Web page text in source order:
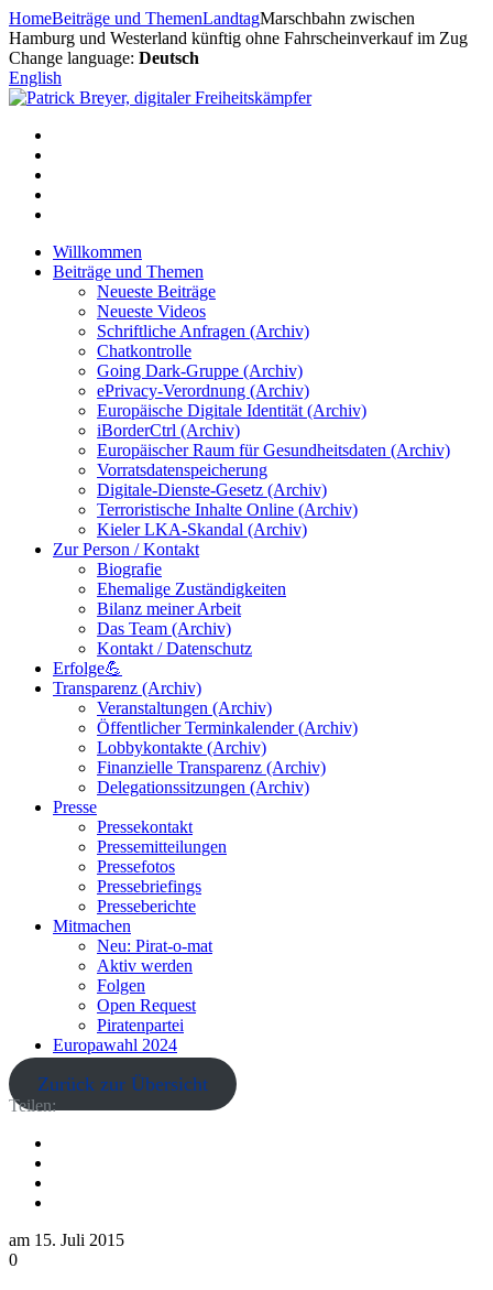
Zum
Inhalt
springen
HomeBeiträge und ThemenLandtagMarschbahn zwischen
Hamburg und Westerland künftig ohne Fahrscheinverkauf im Zug
Change language: Deutsch
English
Willkommen
Beiträge und Themen
Neueste Beiträge
Neueste Videos
Schriftliche Anfragen (Archiv)
Chatkontrolle
Going Dark-Gruppe (Archiv)
ePrivacy-Verordnung (Archiv)
Europäische Digitale Identität (Archiv)
iBorderCtrl (Archiv)
Europäischer Raum für Gesundheitsdaten (Archiv)
Vorratsdatenspeicherung
Digitale-Dienste-Gesetz (Archiv)
Terroristische Inhalte Online (Archiv)
Kieler LKA-Skandal (Archiv)
Zur Person / Kontakt
Biografie
Ehemalige Zuständigkeiten
Bilanz meiner Arbeit
Das Team (Archiv)
Kontakt / Datenschutz
Erfolge💪
Transparenz (Archiv)
Veranstaltungen (Archiv)
Öffentlicher Terminkalender (Archiv)
Lobbykontakte (Archiv)
Finanzielle Transparenz (Archiv)
Delegationssitzungen (Archiv)
Presse
Pressekontakt
Pressemitteilungen
Pressefotos
Pressebriefings
Presseberichte
Mitmachen
Neu: Pirat-o-mat
Aktiv werden
Folgen
Open Request
Piratenpartei
Europawahl 2024
Zurück zur Übersicht
Teilen:
am 15. Juli 2015
0